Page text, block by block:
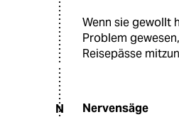
Wenn sie gewollt
Problem
Reisepässe
N Nervensäge